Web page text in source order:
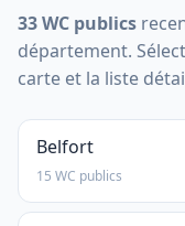
33 WC publics
département.
carte et la liste
Belfort
15 WC publics